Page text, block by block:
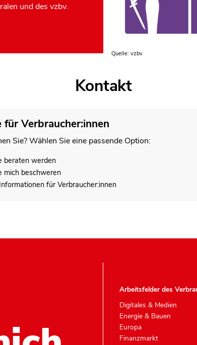
und des vzbv.
Quelle: vzbv
Kontakt
für Verbraucher:innen
Sie? Wählen Sie eine passende Option:
beraten werden
mich beschweren
für Verbraucher:innen
Arbeitsfelder des
Digitales & Medien
Energie & Bauen
Europa
Finanzmarkt